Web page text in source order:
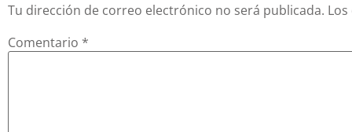
Tu dirección de correo electrónico no será publicada.
Comentario *